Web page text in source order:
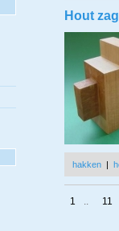
Hout
hakken |
1 .. 11